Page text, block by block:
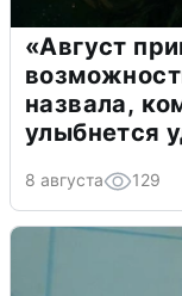
«Август
назвала,
улыбнется
8 августа 129